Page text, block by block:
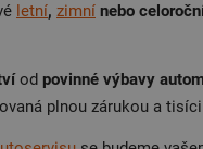
letní, zimní nebo
od povinné výbavy
plnou zárukou a